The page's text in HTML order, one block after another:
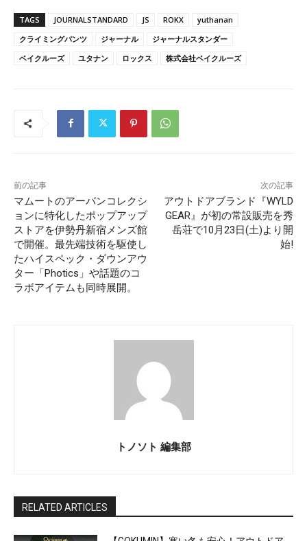
TAGS JOURNALSTANDARD JS ROKX
yuthanan
クライミングパンツ
ジャーナル
ジャーナルスタンダー
ベイクルーズ
ユタナン ロックス 株式会社ベイクルーズ
前の記事
マムートのアーバンコレクシ
ョンに特化したポップアップ
ストアを伊勢丹新宿メンズ館
で開催。最先端技術を駆使し
たハイスペック・ダウンアウ
ター「Photics」や話題のコ
ラボアイテムも同時展開。
次の記事
アウトドアブランド『WYLD
GEAR』が初の常設販売を秀
岳荘で10月23日(土)より開
始!
トノソト 編集部
RELATED ARTICLES